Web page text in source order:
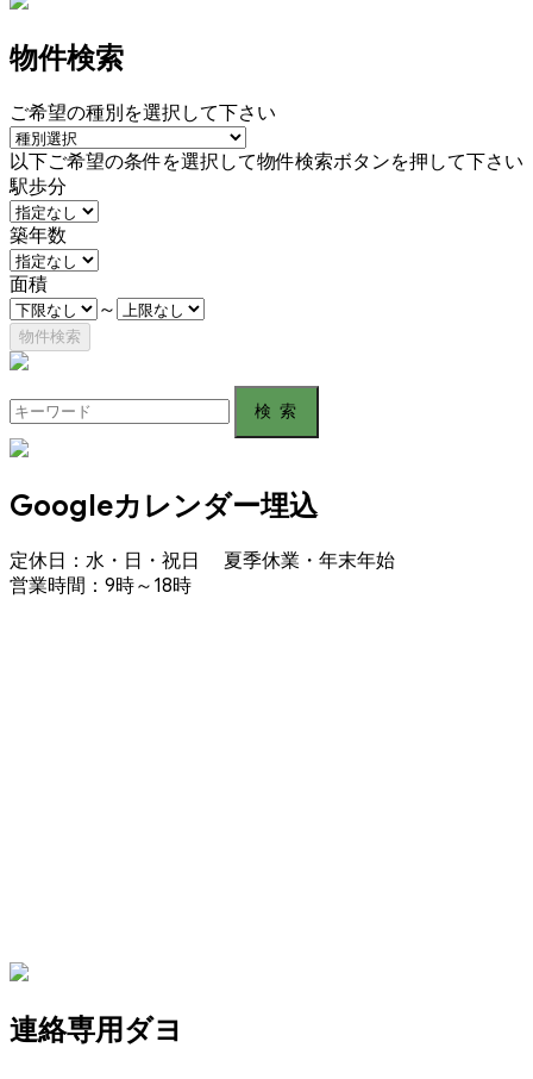
物件検索
ご希望の種別を選択して下さい
以下ご希望の条件を選択して物件検索ボタンを押して下さい
駅歩分
築年数
面積
～
for:
Googleカレンダー埋込
定休日：水・日・祝日 夏季休業・年末年始
営業時間：9時～18時
連絡専用ダヨ